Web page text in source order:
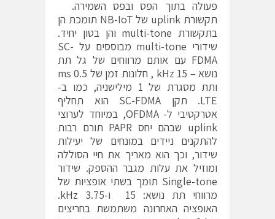
פעולה בתוך הפס ובפס השמירה.
תקשורת uplink של NB-IoT תומכת הן
בתקשורת multi-tone והן בטון יחיד.
שידורי multi-tone מבוססים על SC-
FDMA עם אותם מרווחים של גל תת
נושא – 15 kHz , חלונות זמן של 0.5 ms
ותת מסגרת של 1 מילישניה, כמו ב-
LTE. תקן SC-FDMA הוא תחליף
אטרקטיבי ל-OFDMA, במיוחד לערוצי
uplink שבהם יחס PAPR תורם רבות
להתקנים ניידים במונחים של יעילות
שידור, וכך הוא מאריך את חיי הסוללה
ומוזיל את עלות מגבר ההספק. שידור
Single-tone תומך בשתי אופציות של
מרווחי תת נושא: 15 ו-3.75 kHz.
האופציה האחרונה משתמשת בחריצים